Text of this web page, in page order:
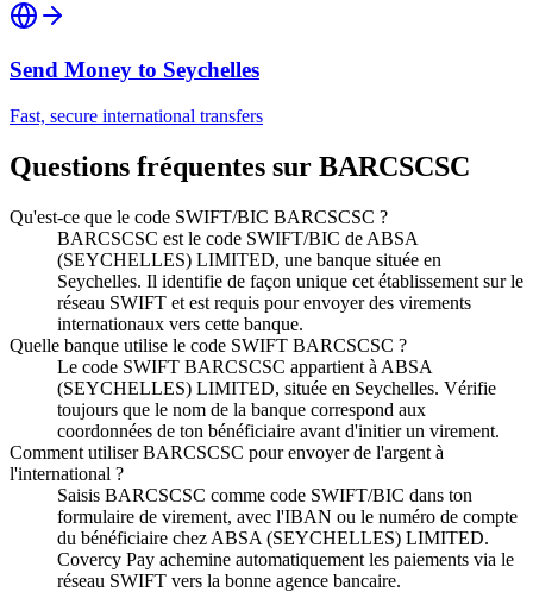
Send Money to Seychelles
Fast, secure international transfers
Questions fréquentes sur BARCSCSC
Qu'est-ce que le code SWIFT/BIC BARCSCSC ?
BARCSCSC est le code SWIFT/BIC de ABSA
(SEYCHELLES) LIMITED, une banque située en
Seychelles. Il identifie de façon unique cet établissement sur le
réseau SWIFT et est requis pour envoyer des virements
internationaux vers cette banque.
Quelle banque utilise le code SWIFT BARCSCSC ?
Le code SWIFT BARCSCSC appartient à ABSA
(SEYCHELLES) LIMITED, située en Seychelles. Vérifie
toujours que le nom de la banque correspond aux
coordonnées de ton bénéficiaire avant d'initier un virement.
Comment utiliser BARCSCSC pour envoyer de l'argent à
l'international ?
Saisis BARCSCSC comme code SWIFT/BIC dans ton
formulaire de virement, avec l'IBAN ou le numéro de compte
du bénéficiaire chez ABSA (SEYCHELLES) LIMITED.
Covercy Pay achemine automatiquement les paiements via le
réseau SWIFT vers la bonne agence bancaire.